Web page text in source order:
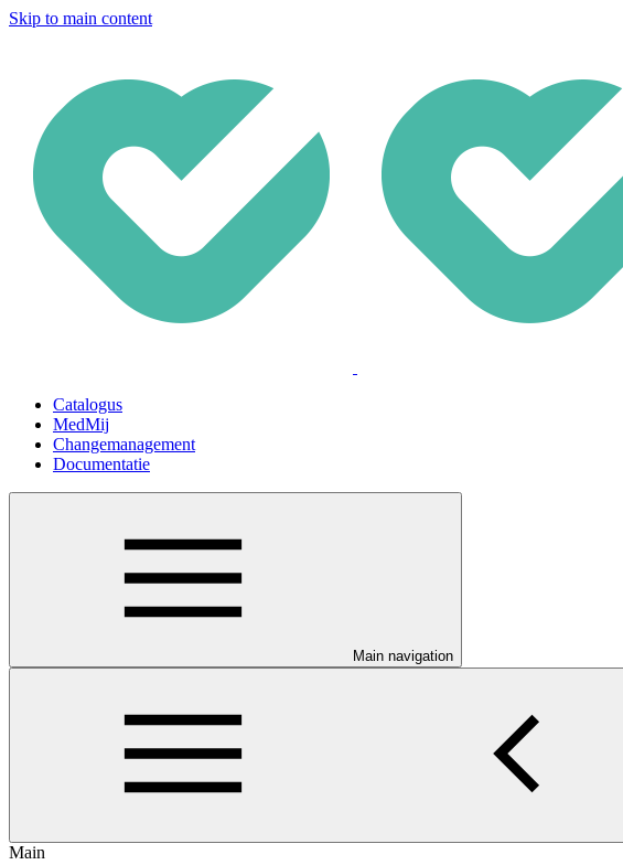
Skip to main content
Catalogus
MedMij
Changemanagement
Documentatie
Main navigation
Main